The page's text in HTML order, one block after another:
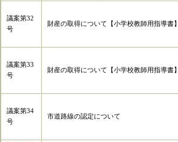
議案第32
号
財産の取得について【小学校教師用指導書】
議案第33
号
財産の取得について【小学校教師用指導書】
議案第34
号
市道路線の認定について